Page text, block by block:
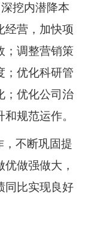
挖内潜降本
经营，加快项
；调整营销策
；优化科研管
；优化公司治
规范运作。
，不断巩固提
做强做大，
同比实现良好